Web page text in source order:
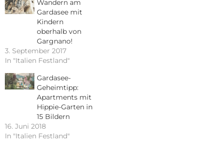
Wandern am
Gardasee mit
Kindern
oberhalb von
Gargnano!
3. September 2017
In "Italien Festland"
Gardasee-
Geheimtipp:
Apartments mit
Hippie-Garten in
15 Bildern
16. Juni 2018
In "Italien Festland"